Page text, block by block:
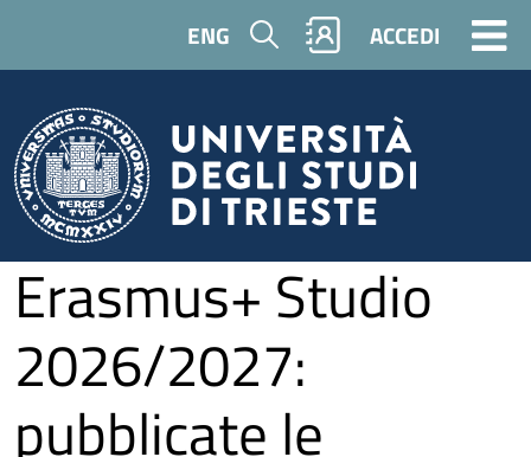
ENG Cerca ACCEDI
Erasmus+ Studio
2026/2027:
pubblicate le